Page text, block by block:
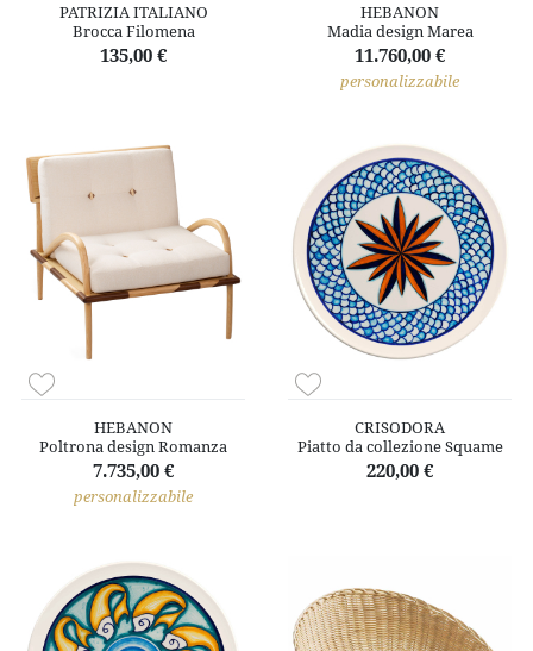
PATRIZIA ITALIANO
Brocca Filomena
135,00 €
HEBANON
Madia design Marea
11.760,00 €
personalizzabile
HEBANON
Poltrona design Romanza
7.735,00 €
personalizzabile
CRISODORA
Piatto da collezione Squame
220,00 €